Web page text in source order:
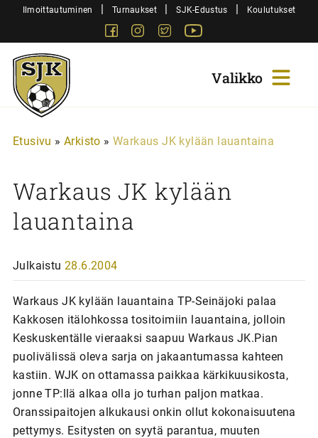
SiirryIlmoittautuminen | Turnaukset | SJK-Edustus | Koulutukset
FacebookInstagram
Twitter
Sjk-
Juniorit
Etusivu » Arkisto » Warkaus JK kylään lauantaina
Warkaus JK kylään
lauantaina
Julkaistu 28.6.2004
Warkaus JK kylään lauantaina TP-Seinäjoki palaa
Kakkosen itälohkossa tositoimiin lauantaina, jolloin
Keskuskentälle vieraaksi saapuu Warkaus JK.Pian
puolivälissä oleva sarja on jakaantumassa kahteen
kastiin. WJK on ottamassa paikkaa kärkikuusikosta,
jonne TP:llä alkaa olla jo turhan paljon matkaa.
Oranssipaitojen alkukausi onkin ollut kokonaisuutena
pettymys. Esitysten on syytä parantua, muuten